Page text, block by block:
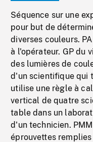
Séquence sur une
pour but de
diverses couleurs.
à l'opérateur. GP du
des lumières de
d'un scientifique qui
utilise une règle à
vertical de quatre
table dans un
d'un technicien.
éprouvettes